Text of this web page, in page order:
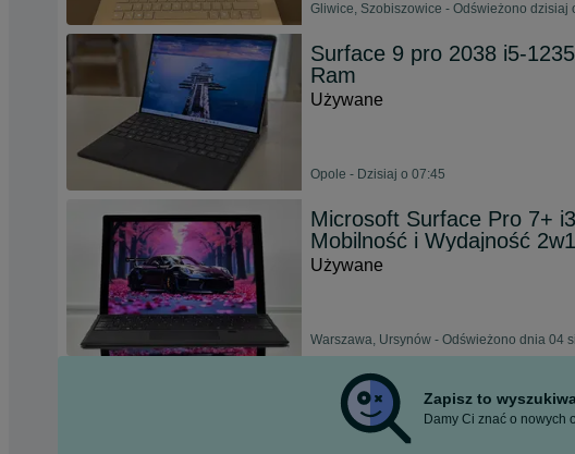
Gliwice, Szobiszowice - Odświeżono dzisiaj
Surface 9 pro 2038 i5-
Ram
Używane
Opole - Dzisiaj o 07:45
Microsoft Surface Pro 7+
Mobilność i Wydajność 2w1
Używane
Warszawa, Ursynów - Odświeżono dnia 04
Zapisz to
Damy Ci znać o nowych